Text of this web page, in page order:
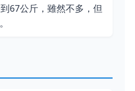
67公斤，雖然不多，但